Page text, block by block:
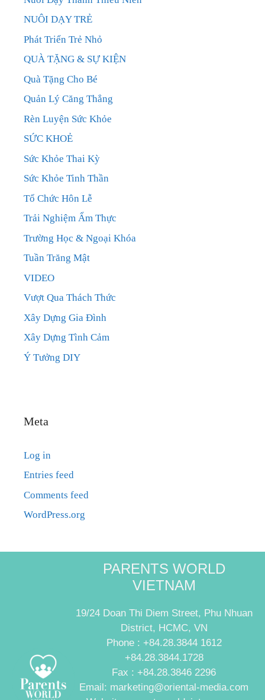
NUÔI DẠY TRẺ
Phát Triển Trẻ Nhỏ
QUÀ TẶNG & SỰ KIỆN
Quà Tặng Cho Bé
Quản Lý Căng Thẳng
Rèn Luyện Sức Khỏe
SỨC KHOẺ
Sức Khỏe Thai Kỳ
Sức Khỏe Tinh Thần
Tổ Chức Hôn Lễ
Trải Nghiệm Ẩm Thực
Trường Học & Ngoại Khóa
Tuần Trăng Mật
VIDEO
Vượt Qua Thách Thức
Xây Dựng Gia Đình
Xây Dựng Tình Cảm
Ý Tưởng DIY
Meta
Log in
Entries feed
Comments feed
WordPress.org
PARENTS WORLD
VIETNAM
19/24 Doan Thi Diem Street, Phu Nhuan
District, HCMC, VN
Phone : +84.28.3844 1612
+84.28.3844.1728
Fax : +84.28.3846 2296
Email: marketing@oriental-media.com